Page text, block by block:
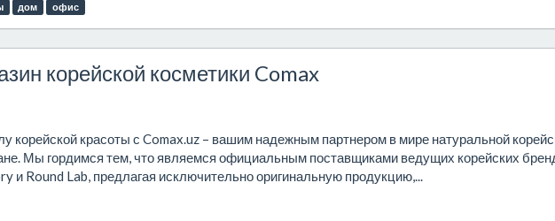
дом офис
корейской косметики Comax
корейской красоты с Comax.uz – вашим надежным партнером в мире натуральной
Мы гордимся тем, что являемся официальным поставщиками ведущих корейских
и Round Lab, предлагая исключительно оригинальную продукцию,...